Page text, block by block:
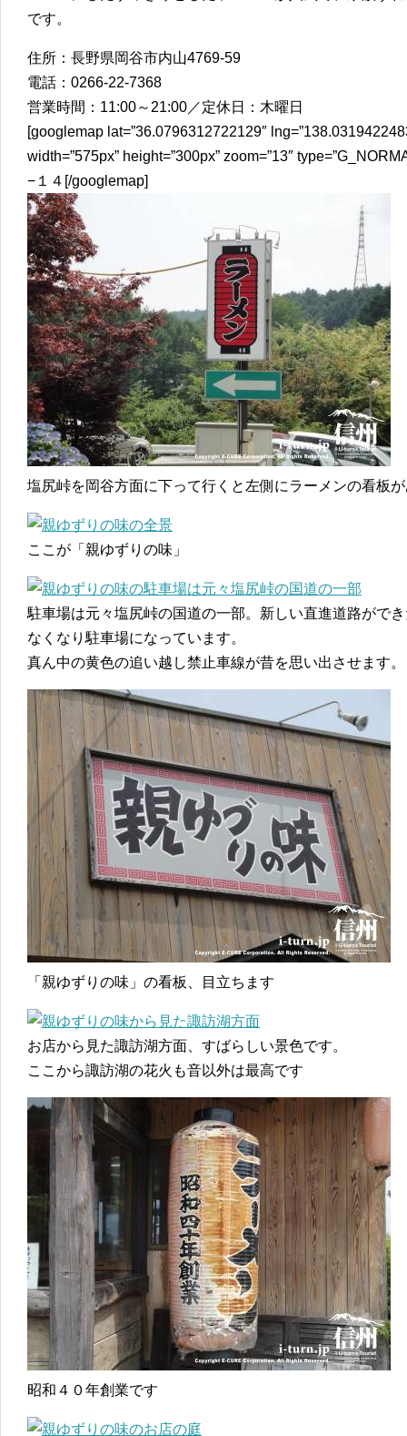
です。
住所：長野県岡谷市内山4769-59
電話：0266-22-7368
営業時間：11:00～21:00／定休日：木曜日
[googlemap lat=”36.0796312722129″
width=”575px” height=”300px” zoom=”13″
−１４[/googlemap]
塩尻峠を岡谷方面に下って行くと左側にラーメンの看板
ここが「親ゆずりの味」
駐車場は元々塩尻峠の国道の一部。新しい直進道路がで
なくなり駐車場になっています。
真ん中の黄色の追い越し禁止車線が昔を思い出させます。
「親ゆずりの味」の看板、目立ちます
お店から見た諏訪湖方面、すばらしい景色です。
ここから諏訪湖の花火も音以外は最高です
昭和４０年創業です